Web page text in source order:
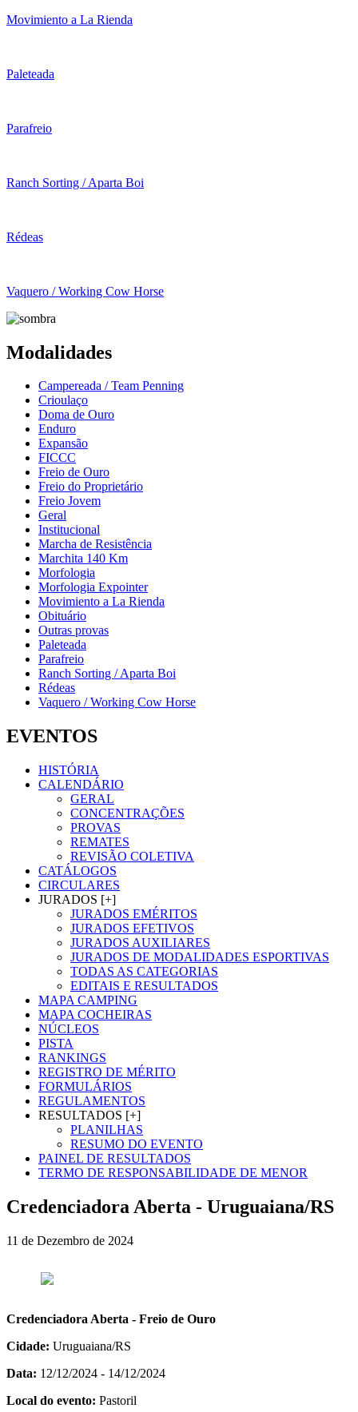
Movimiento a La Rienda
Paleteada
Parafreio
Ranch Sorting / Aparta Boi
Rédeas
Vaquero / Working Cow Horse
Modalidades
Campereada / Team Penning
Crioulaço
Doma de Ouro
Enduro
Expansão
FICCC
Freio de Ouro
Freio do Proprietário
Freio Jovem
Geral
Institucional
Marcha de Resistência
Marchita 140 Km
Morfologia
Morfologia Expointer
Movimiento a La Rienda
Obituário
Outras provas
Paleteada
Parafreio
Ranch Sorting / Aparta Boi
Rédeas
Vaquero / Working Cow Horse
EVENTOS
HISTÓRIA
CALENDÁRIO
GERAL
CONCENTRAÇÕES
PROVAS
REMATES
REVISÃO COLETIVA
CATÁLOGOS
CIRCULARES
JURADOS [+]
JURADOS EMÉRITOS
JURADOS EFETIVOS
JURADOS AUXILIARES
JURADOS DE MODALIDADES ESPORTIVAS
TODAS AS CATEGORIAS
EDITAIS E RESULTADOS
MAPA CAMPING
MAPA COCHEIRAS
NÚCLEOS
PISTA
RANKINGS
REGISTRO DE MÉRITO
FORMULÁRIOS
REGULAMENTOS
RESULTADOS [+]
PLANILHAS
RESUMO DO EVENTO
PAINEL DE RESULTADOS
TERMO DE RESPONSABILIDADE DE MENOR
Credenciadora Aberta - Uruguaiana/RS
11 de Dezembro de 2024
Credenciadora Aberta - Freio de Ouro
Cidade: Uruguaiana/RS
Data: 12/12/2024 - 14/12/2024
Local do evento: Pastoril